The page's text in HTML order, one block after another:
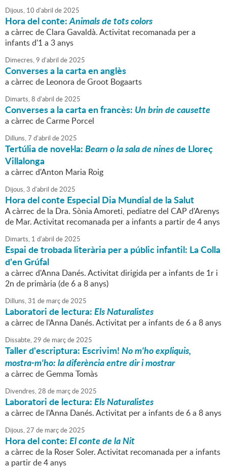
Dijous, 10 d'abril de2025
Hora del conte:Animals de tots colors
a càrrec de Clara Gavaldà. Activitat recomanada per a
infants d'1 a 3 anys
Dimecres,9 d'abril de2025
Converses a la carta en anglès
a càrrec de Leonora de Groot Bogaarts
Dimarts,8 d'abril de2025
Converses a la carta en francès: Un brin de causette
a càrrec de Carme Porcel
Dilluns,7 d'abril de2025
Tertúlia de novel·la:Bearn o la sala de ninesde Lloreç
Villalonga
a càrrec d'Anton Maria Roig
Dijous,3 d'abril de2025
Hora del conte Especial Dia Mundial de la Salut
A càrrec de la Dra. Sònia Amoreti, pediatre del CAP d'Arenys
de Mar. Activitat recomanada per a infants a partir de 4 anys
Dimarts, 1 d'abril de2025
Espai de trobada literària per a públic infantil: La Colla
d'en Grúfal
a càrrec d'Anna Danés. Activitat dirigida per a infants de 1r i
2n de primària (de 6 a 8 anys)
Dilluns,31 de marçde2025
Laboratori de lectura:Els Naturalistes
a càrrec de l'Anna Danés. Activitat per a infants de 6 a 8 anys
Dissabte,29 de marçde2025
Taller d'escriptura: Escrivim!No m'ho expliquis,
mostra-m'ho: la diferència entre dir i mostrar
a càrrec de Gemma Tomàs
Divendres,28 de marçde2025
Laboratori de lectura:Els Naturalistes
a càrrec de l'Anna Danés. Activitat per a infants de 6 a 8 anys
Dijous,27 de marçde2025
Hora del conte:El conte de la Nit
a càrrec de la Roser Soler. Activitat recomanada per a infants
a partir de 4 anys